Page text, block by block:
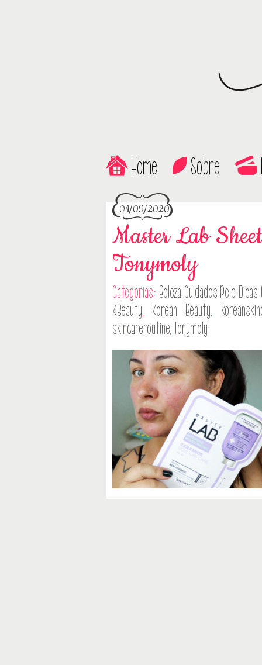
Home Sobre
01/09/2020
Master Lab
Tonymoly
Categorias: Beleza Cuidados Pele Dicas
KBeauty, Korean Beauty,
skincareroutine, Tonymoly